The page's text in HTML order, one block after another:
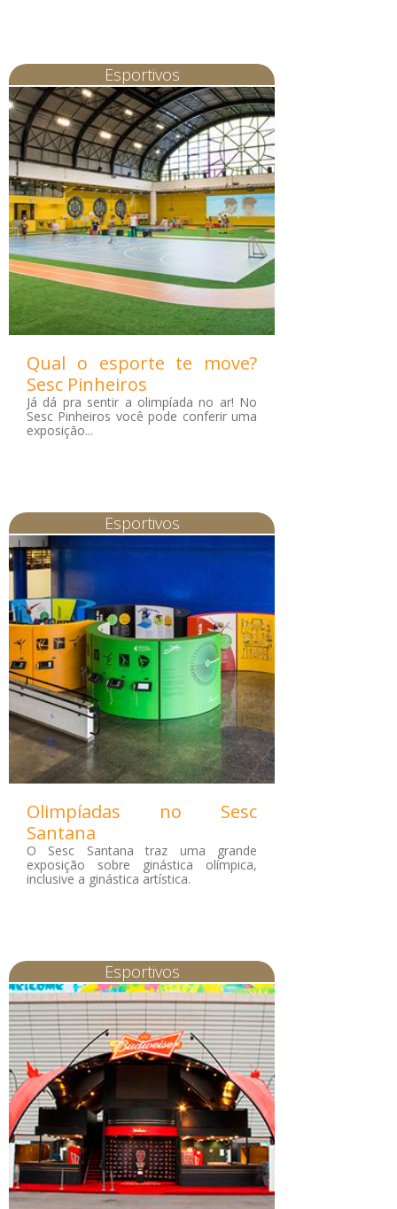
Esportivos
Qual o esporte te move?
Sesc Pinheiros
Já dá pra sentir a olimpíada no ar! No
Sesc Pinheiros você pode conferir uma
exposição...
Esportivos
Olimpíadas no Sesc
Santana
O Sesc Santana traz uma grande
exposição sobre ginástica olímpica,
inclusive a ginástica artística.
Esportivos